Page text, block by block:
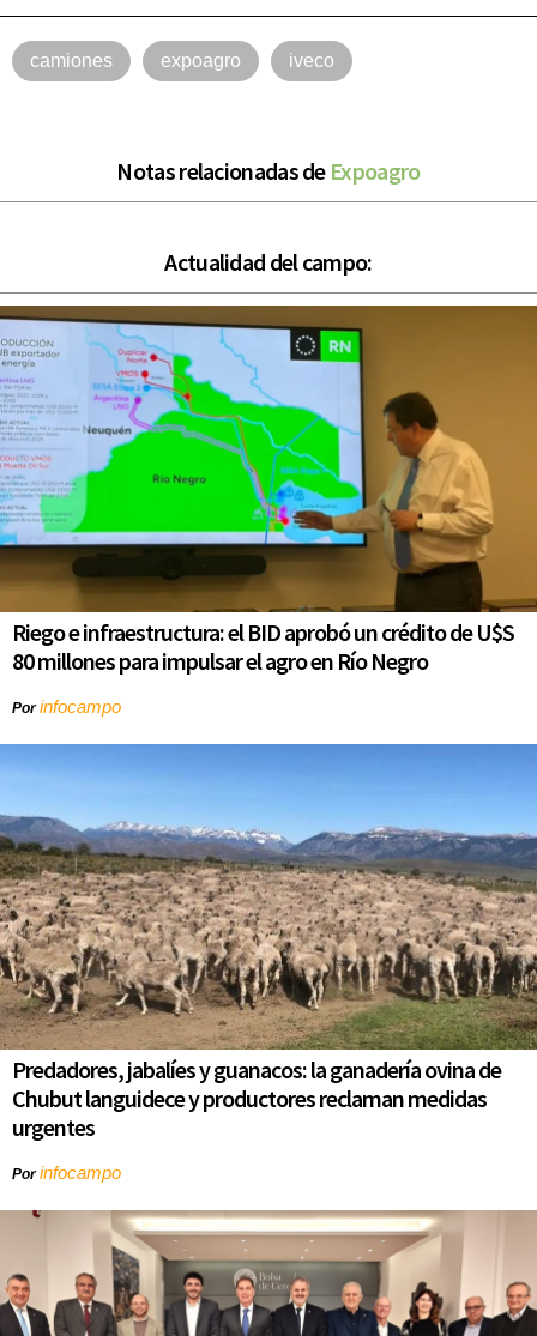
camiones expoagro iveco
Notas relacionadas de Expoagro
Actualidad del campo:
Riego e infraestructura: el BID aprobó un crédito de U$S
80 millones para impulsar el agro en Río Negro
Porinfocampo
Predadores, jabalíes y guanacos: la ganadería ovina de
Chubut languidece y productores reclaman medidas
urgentes
Porinfocampo